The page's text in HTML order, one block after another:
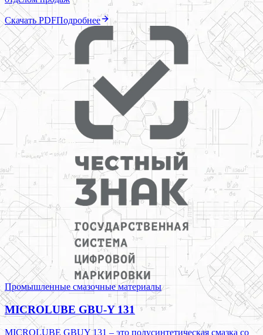
Скачать PDFПодробнее
Промышленные смазочные материалы
MICROLUBE GBU-Y 131
MICROLUBE GBUY 131 – это полусинтетическая смазка со